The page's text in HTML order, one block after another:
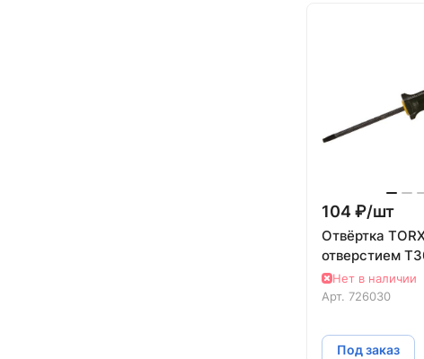
104 ₽/шт
Отвёртка
отверстием
Нет в наличии
Арт. 726030
Под заказ